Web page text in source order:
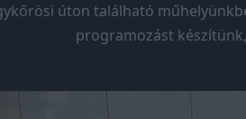
úton található
programozást